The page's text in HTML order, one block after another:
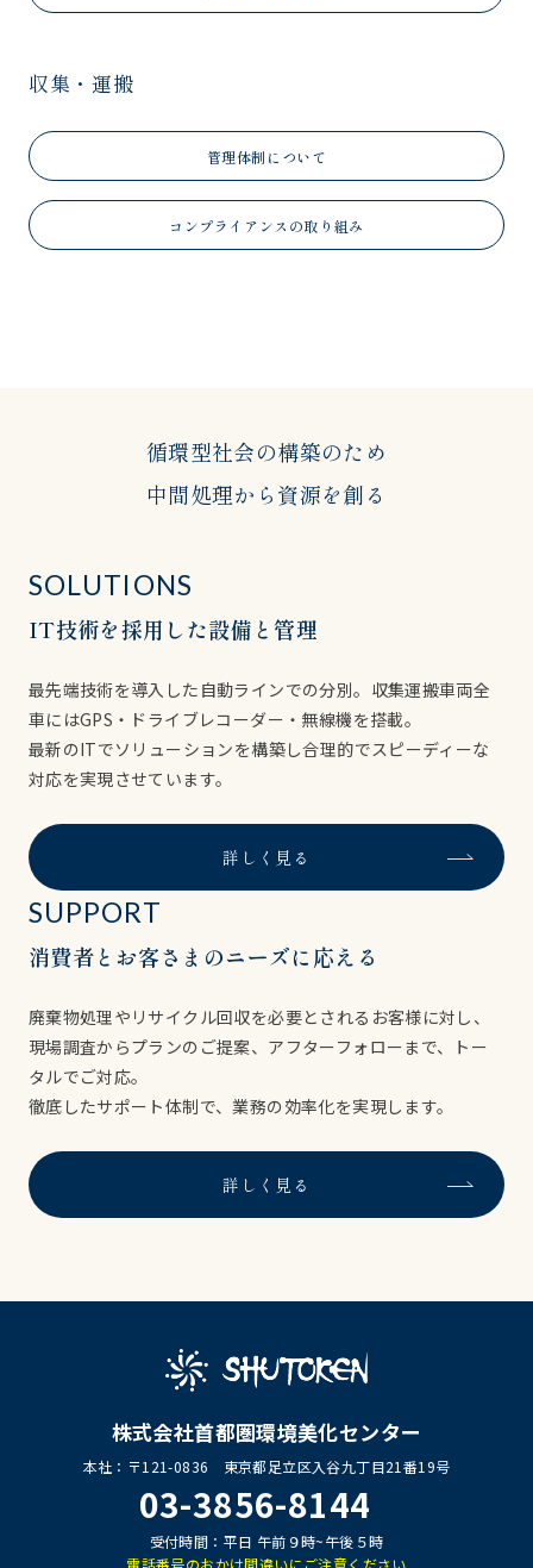
収集・運搬
管理体制について
コンプライアンスの取り組み
循環型社会の構築のため
中間処理から資源を創る
SOLUTIONS
IT技術を採用した設備と管理
最先端技術を導入した自動ラインでの分別。収集運搬車両全
車にはGPS・ドライブレコーダー・無線機を搭載。
最新のITでソリューションを構築し合理的でスピーディーな
対応を実現させています。
詳しく見る
SUPPORT
消費者とお客さまのニーズに応える
廃棄物処理やリサイクル回収を必要とされるお客様に対し、
現場調査からプランのご提案、アフターフォローまで、トー
タルでご対応。
徹底したサポート体制で、業務の効率化を実現します。
詳しく見る
株式会社首都圏環境美化センター
本社：〒121-0836 東京都足立区入谷九丁目21番19号
03-3856-8144
受付時間：平日 午前９時~午後５時
電話番号のおかけ間違いにご注意ください